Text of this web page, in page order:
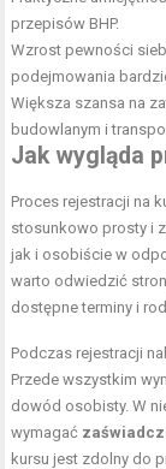
przepisów BHP.
Wzrost pewności
podejmowania
Większa szansa na
budowlanym i
Jak wygląda
Proces rejestracji na
stosunkowo prosty i
jak i osobiście w
warto odwiedzić
dostępne terminy i
Podczas rejestracji
Przede wszystkim
dowód osobisty. W
wymagać
kursu jest zdolny do